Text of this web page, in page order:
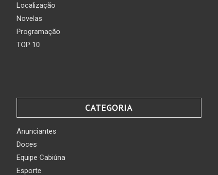
Localização
Novelas
Programação
TOP 10
CATEGORIA
Anunciantes
Doces
Equipe Cabiúna
Esporte